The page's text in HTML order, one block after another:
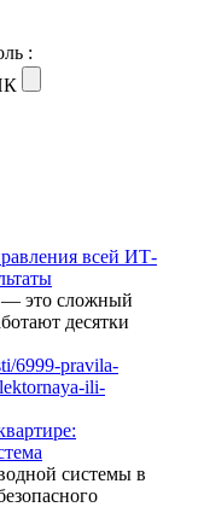
:
всей ИТ-
— это сложный
десятки
системы в